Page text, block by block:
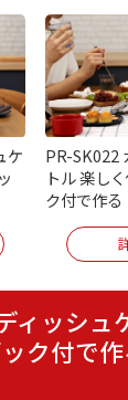
ケ
PR-SK022
トル 楽し
ク付で作る
ィッシュ
ク付で作